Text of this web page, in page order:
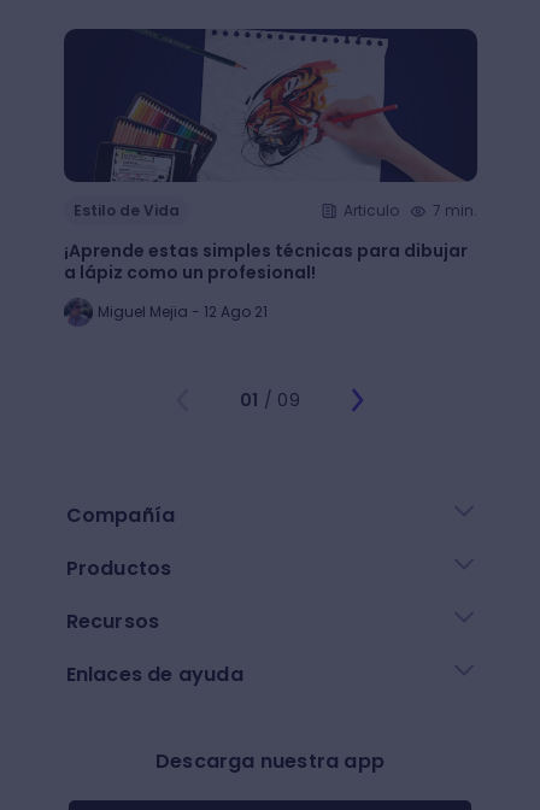
Estilo de Vida Articulo 7 min.
¡Aprende estas simples técnicas para dibujar
a lápiz como un profesional!
Miguel Mejia - 12 Ago 21
01 / 09
Compañía
Productos
Recursos
Enlaces de ayuda
Descarga nuestra app